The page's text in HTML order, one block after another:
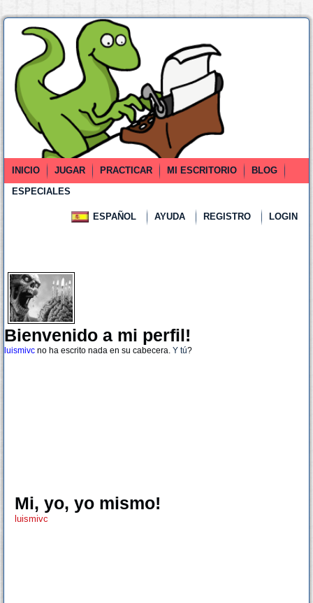
INICIO JUGAR PRACTICAR MI ESCRITORIO
BLOG
ESPECIALES
ESPAÑOL AYUDA REGISTRO LOGIN
Bienvenido a mi perfil!
luismivc no ha escrito nada en su cabecera. Y tú?
Mi, yo, yo mismo!
luismivc